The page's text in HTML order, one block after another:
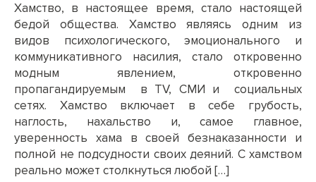
Хамство, в настоящее время, стало настоящей
бедой общества. Хамство являясь одним из
видов психологического, эмоционального и
коммуникативного насилия, стало откровенно
модным явлением, откровенно
пропагандируемым в TV, СМИ и социальных
сетях. Хамство включает в себе грубость,
наглость, нахальство и, самое главное,
уверенность хама в своей безнаказанности и
полной не подсудности своих деяний. С хамством
реально может столкнуться любой […]